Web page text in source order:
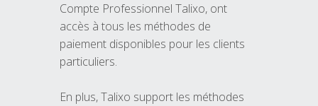
Compte Professionnel Talixo, ont
accès à tous les méthodes de
paiement disponibles pour les clients
particuliers.
En plus, Talixo support les méthodes